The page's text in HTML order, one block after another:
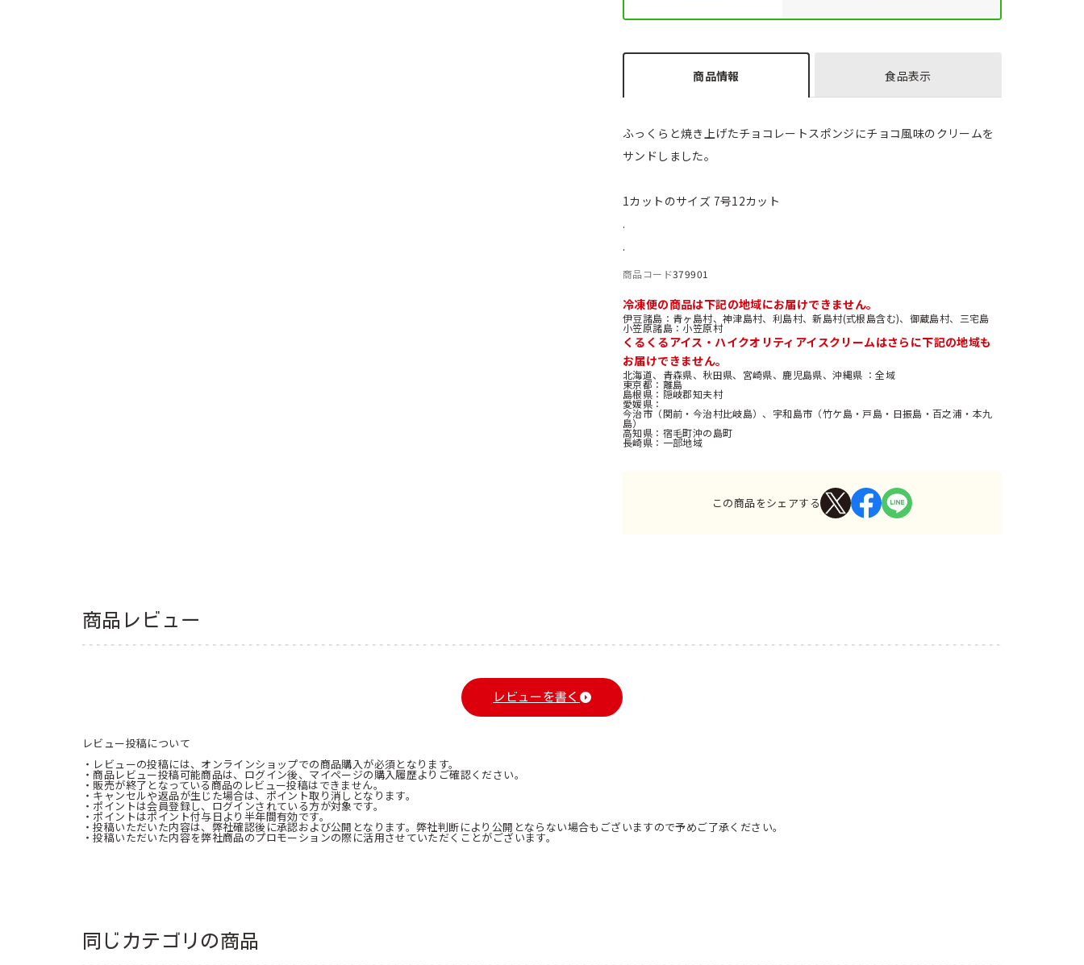
商品情報
ふっくらと焼き上げたチョコレートスポンジにチョコ風味のクリームを
サンドしました。
1カットのサイズ 7号12カット
.
.
商品コード379901
食品表示
冷凍便の商品は下記の地域にお届けできません。
伊豆諸島 青ヶ島村、神津島村、利島村、新島村(式根島含む)、御蔵島村、三宅島
小笠原諸島 小笠原村
くるくるアイス・ハイクオリティアイスクリームはさらに下記の地域も
お届けできません。
北海道、青森県、秋田県、宮崎県、鹿児島県、沖縄県 全域
東京都 離島
島根県 隠岐郡知夫村
愛媛県
今治市（関前・今治村比岐島）、宇和島市（竹ケ島・戸島・日振島・百之浦・本九
島）
高知県 宿毛町沖の島町
長崎県 一部地域
この商品をシェアする
商品レビュー
レビューを書く
レビュー投稿について
・レビューの投稿には、オンラインショップでの商品購入が必須となります。
・商品レビュー投稿可能商品は、ログイン後、マイページの購入履歴よりご確認ください。
・販売が終了となっている商品のレビュー投稿はできません。
・キャンセルや返品が生じた場合は、ポイント取り消しとなります。
・ポイントは会員登録し、ログインされている方が対象です。
・ポイントはポイント付与日より半年間有効です。
・投稿いただいた内容は、弊社確認後に承認および公開となります。弊社判断により公開とならない場合もございますので予めご了承ください。
・投稿いただいた内容を弊社商品のプロモーションの際に活用させていただくことがございます。
同じカテゴリの商品